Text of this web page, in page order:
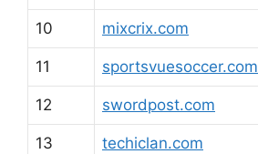
10 mixcrix.com
11 sportsvuesoccer.com
12 swordpost.com
13 techiclan.com